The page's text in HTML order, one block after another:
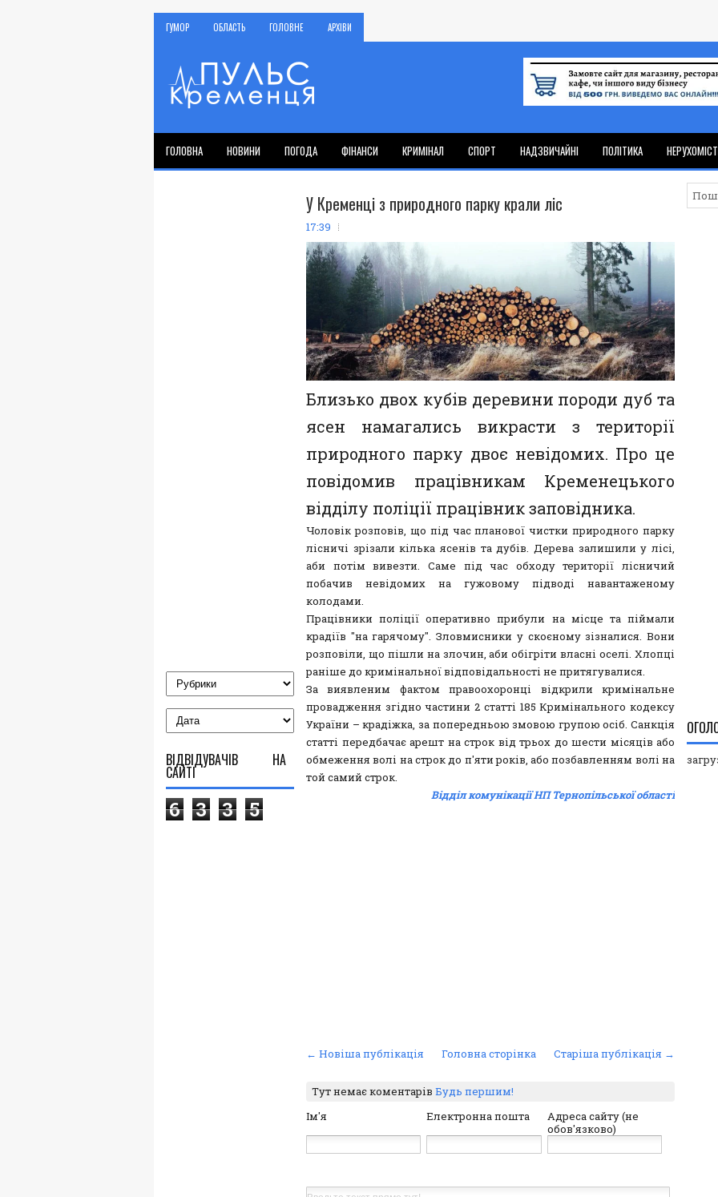
ГУМОР ОБЛАСТЬ ГОЛОВНЕ АРХІВИ
ГОЛОВНА НОВИНИ ПОГОДА ФІНАНСИ КРИМІНАЛ СПОРТ НАДЗВИЧАЙНІ ПОЛІТИКА
У Кременці з природного парку крали ліс
17:39
Близько двох кубів деревини породи дуб та
ясен намагались викрасти з території
природного парку двоє невідомих. Про це
повідомив працівникам Кременецького
відділу поліції працівник заповідника.
Чоловік розповів, що під час планової чистки природного парку
лісничі зрізали кілька ясенів та дубів. Дерева залишили у лісі,
аби потім вивезти. Саме під час обходу території лісничий
побачив невідомих на гужовому підводі навантаженому
колодами.
Працівники поліції оперативно прибули на місце та піймали
крадіїв "на гарячому". Зловмисники у скоєному зізналися. Вони
розповіли, що пішли на злочин, аби обігріти власні оселі. Хлопці
раніше до кримінальної відповідальності не притягувалися.
За виявленим фактом правоохоронці відкрили кримінальне
провадження згідно частини 2 статті 185 Кримінального кодексу
України – крадіжка, за попередньою змовою групою осіб. Санкція
статті передбачає арешт на строк від трьох до шести місяців або
обмеження волі на строк до п'яти років, або позбавленням волі на
той самий строк.
Відділ комунікації НП Тернопільської області
← Новіша публікація Старіша публікація →
Головна сторінка
Тут немає коментарів Будь першим!
Ім'я
Електронна пошта
Адреса сайту (не
обов'язково)
ВІДВІДУВАЧІВ НА
САЙТІ
6 3 3 5